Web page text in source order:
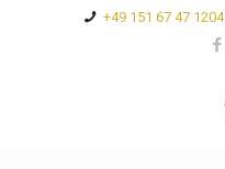
+49 151 67 47 1204